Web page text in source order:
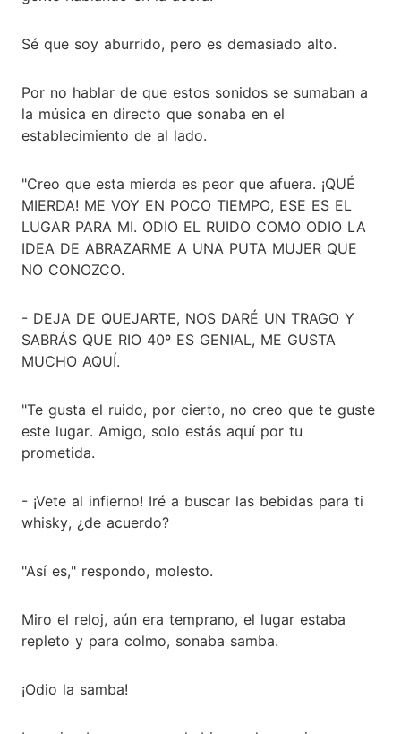
Sé que soy aburrido, pero es demasiado alto.
Por no hablar de que estos sonidos se sumaban a
la música en directo que sonaba en el
establecimiento de al lado.
"Creo que esta mierda es peor que afuera. ¡QUÉ
MIERDA! ME VOY EN POCO TIEMPO, ESE ES EL
LUGAR PARA MI. ODIO EL RUIDO COMO ODIO LA
IDEA DE ABRAZARME A UNA PUTA MUJER QUE
NO CONOZCO.
- DEJA DE QUEJARTE, NOS DARÉ UN TRAGO Y
SABRÁS QUE RIO 40º ES GENIAL, ME GUSTA
MUCHO AQUÍ.
"Te gusta el ruido, por cierto, no creo que te guste
este lugar. Amigo, solo estás aquí por tu
prometida.
- ¡Vete al infierno! Iré a buscar las bebidas para ti
whisky, ¿de acuerdo?
"Así es," respondo, molesto.
Miro el reloj, aún era temprano, el lugar estaba
repleto y para colmo, sonaba samba.
¡Odio la samba!